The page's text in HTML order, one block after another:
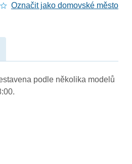
Označit jako domovské město
podle několika modelů